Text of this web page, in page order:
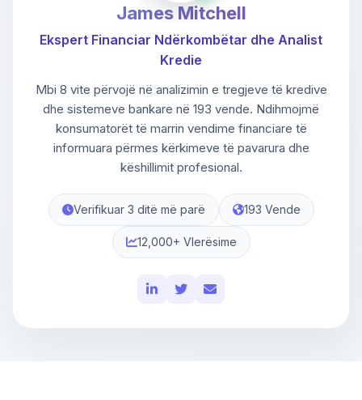
James Mitchell
Ekspert Financiar Ndërkombëtar dhe Analist
Kredie
Mbi 8 vite përvojë në analizimin e tregjeve të kredive
dhe sistemeve bankare në 193 vende. Ndihmojmë
konsumatorët të marrin vendime financiare të
informuara përmes kërkimeve të pavarura dhe
këshillimit profesional.
Verifikuar 3 ditë më parë 193 Vende
12,000+ Vlerësime